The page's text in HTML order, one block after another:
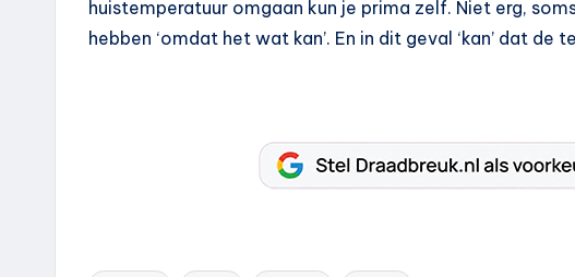
huistemperatuur omgaan kun je prima zelf. Niet erg,
hebben ‘omdat het wat kan’. En in dit geval ‘kan’ dat de